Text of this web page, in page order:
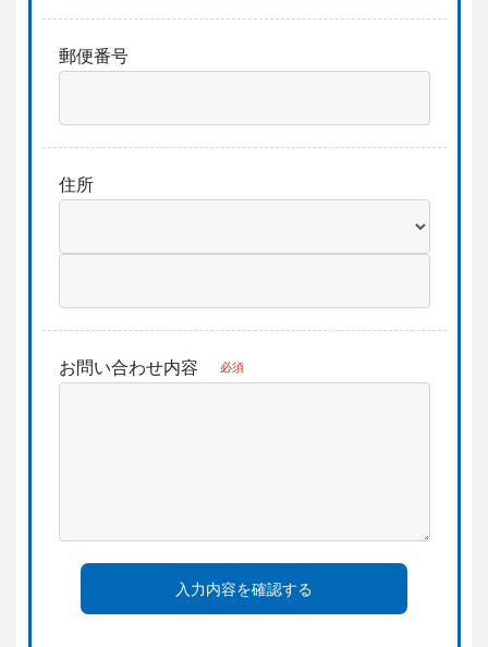
郵便番号
住所
お問い合わせ内容 必須
入力内容を確認する